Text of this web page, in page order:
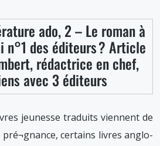
ado, 2 – Le roman à
n°1 des éditeurs ? Article
rédactrice en chef,
avec 3 éditeurs
jeunesse traduits viennent de
pré¬gnance, certains livres anglo-